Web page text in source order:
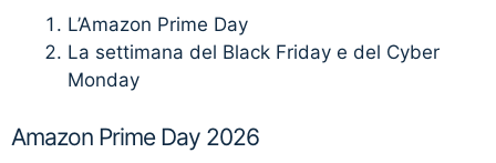
L’Amazon Prime Day
La settimana del Black Friday e del Cyber
Monday
Amazon Prime Day 2026